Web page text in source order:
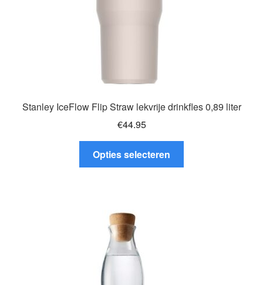
Stanley IceFlow Flip Straw lekvrije drinkfles 0,89 liter
€44.95
Opties selecteren